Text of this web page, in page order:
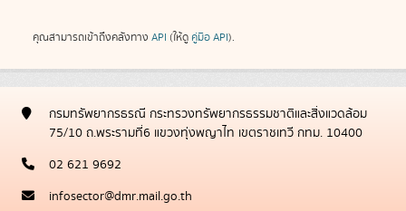
คุณสามารถเข้าถึงคลังทาง API (ให้ดู คู่มือ API).
กรมทรัพยากรธรณี กระทรวงทรัพยากรธรรมชาติและสิ่งแวดล้อม
75/10 ถ.พระรามที่6 แขวงทุ่งพญาไท เขตราชเทวี กทม. 10400
02 621 9692
infosector@dmr.mail.go.th